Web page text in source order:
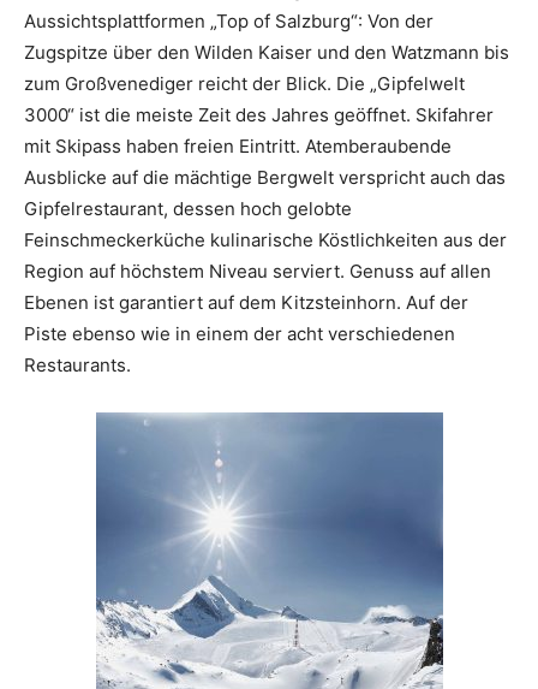
Aussichtsplattformen „Top of Salzburg“: Von der
Zugspitze über den Wilden Kaiser und den Watzmann bis
zum Großvenediger reicht der Blick. Die „Gipfelwelt
3000“ ist die meiste Zeit des Jahres geöffnet. Skifahrer
mit Skipass haben freien Eintritt. Atemberaubende
Ausblicke auf die mächtige Bergwelt verspricht auch das
Gipfelrestaurant, dessen hoch gelobte
Feinschmeckerküche kulinarische Köstlichkeiten aus der
Region auf höchstem Niveau serviert. Genuss auf allen
Ebenen ist garantiert auf dem Kitzsteinhorn. Auf der
Piste ebenso wie in einem der acht verschiedenen
Restaurants.